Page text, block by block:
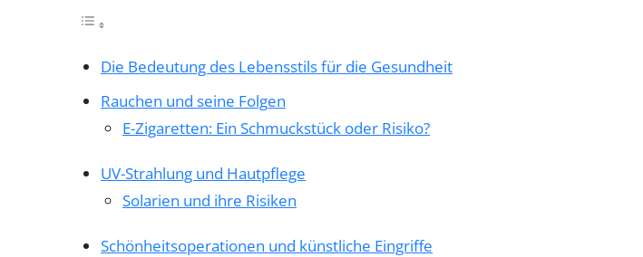
Die Bedeutung des Lebensstils für die Gesundheit
Rauchen und seine Folgen
E-Zigaretten: Ein Schmuckstück oder Risiko?
UV-Strahlung und Hautpflege
Solarien und ihre Risiken
Schönheitsoperationen und künstliche Eingriffe